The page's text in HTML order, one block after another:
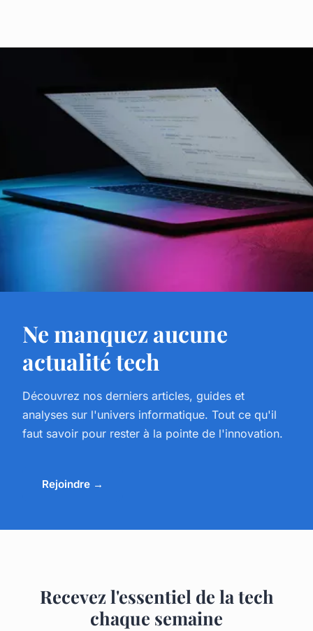
Ne manquez aucune
actualité tech
Découvrez nos derniers articles, guides et
analyses sur l'univers informatique. Tout ce qu'il
faut savoir pour rester à la pointe de l'innovation.
Rejoindre →
Recevez l'essentiel de la tech
chaque semaine